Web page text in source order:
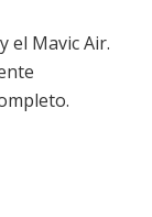
el Mavic Air.